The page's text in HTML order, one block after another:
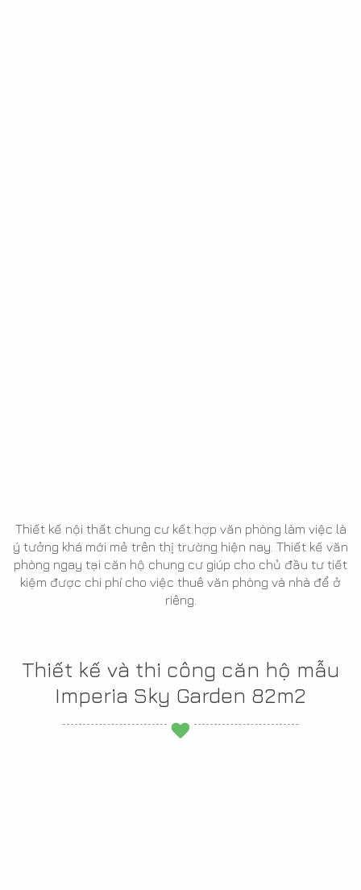
Thiết kế nội thất chung cư kết hợp văn phòng làm việc là
ý tưởng khá mới mẻ trên thị trường hiện nay. Thiết kế văn
phòng ngay tại căn hộ chung cư giúp cho chủ đầu tư tiết
kiệm được chi phí cho việc thuê văn phòng và nhà để ở
riêng.
Thiết kế và thi công căn hộ mẫu
Imperia Sky Garden 82m2